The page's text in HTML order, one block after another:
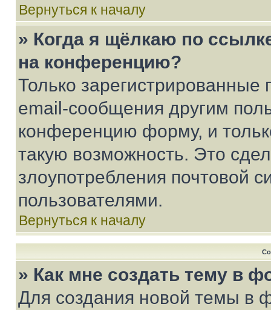
Вернуться к началу
» Когда я щёлкаю по
на конференцию?
Только зарегистрированные
email-сообщения другим
конференцию форму, и
такую возможность. Это
злоупотребления почтовой
пользователями.
Вернуться к началу
» Как мне создать тему в
Для создания новой темы в